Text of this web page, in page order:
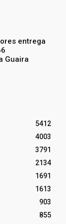
entrega
Guaira
5412
4003
3791
2134
1691
1613
903
855